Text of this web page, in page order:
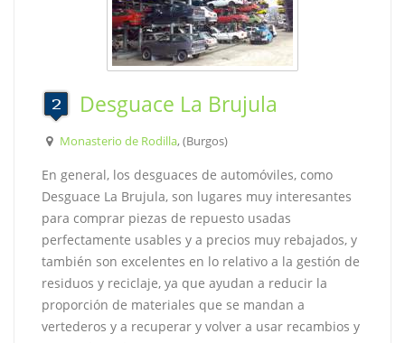
Desguace La Brujula
Monasterio de Rodilla, (Burgos)
En general, los desguaces de automóviles, como
Desguace La Brujula, son lugares muy interesantes
para comprar piezas de repuesto usadas
perfectamente usables y a precios muy rebajados, y
también son excelentes en lo relativo a la gestión de
residuos y reciclaje, ya que ayudan a reducir la
proporción de materiales que se mandan a
vertederos y a recuperar y volver a usar recambios y